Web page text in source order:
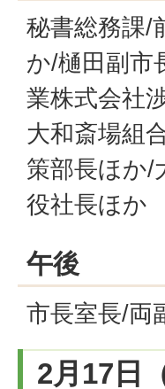
秘書総務課/
か/樋田副市
業株式会社
大和斎場組
策部長ほか/
役社長ほか
午後
市長室長/両
2月17日